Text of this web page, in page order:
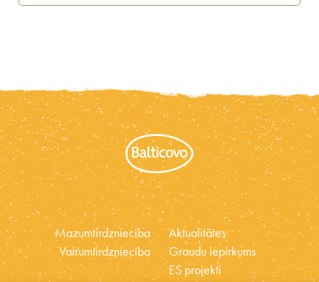
Mazumtirdzniecība
Vairumtirdzniecība
Aktualitātes
Graudu iepirkums
ES projekti